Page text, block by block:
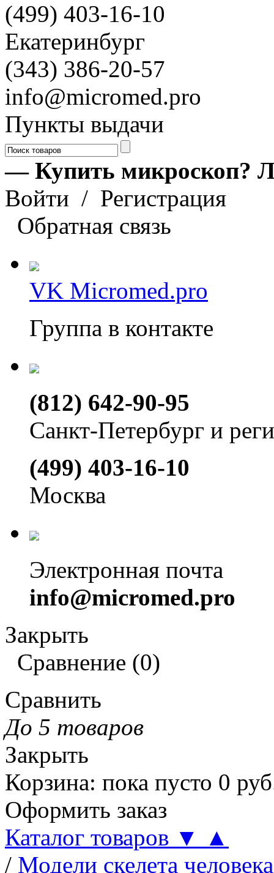
(499) 403-16-10
Екатеринбург
(343) 386-20-57
info@micromed.pro
Пункты выдачи
— Купить микроскоп?
Войти / Регистрация
Обратная связь
VK Micromed.pro
Группа в контакте
(812) 642-90-95
Санкт-Петербург и
(499) 403-16-10
Москва
Электронная почта
info@micromed.pro
Закрыть
Сравнение (0)
Сравнить
До 5 товаров
Закрыть
Корзина: пока пусто 0
Оформить заказ
Каталог товаров ▼
▲
/ Модели скелета человека